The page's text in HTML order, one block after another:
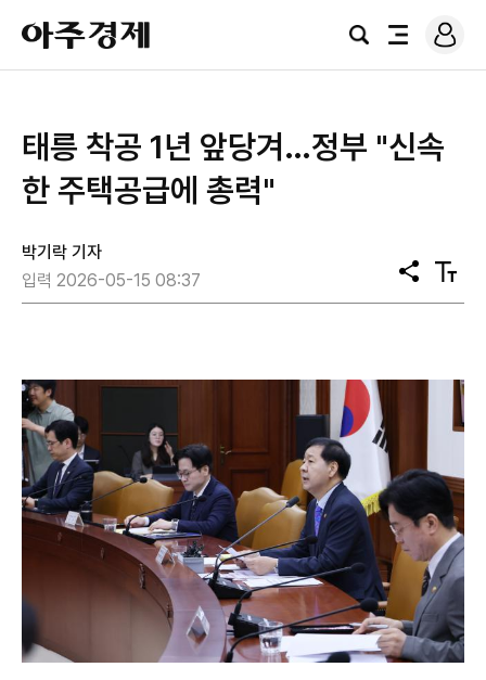
아
주
경
검
전
로
그
태릉 착공 1년 앞당겨…정부 "신속
한 주택공급에 총력"
박기락 기자
입력 2026-05-15 08:37
공
유
텍
스